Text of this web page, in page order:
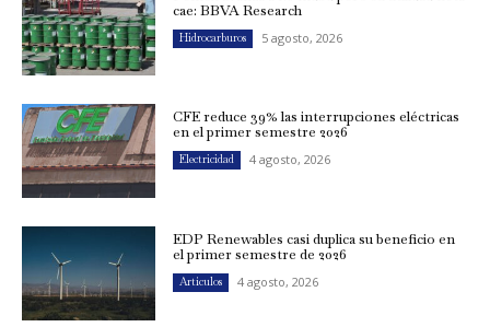
cae: BBVA Research
Hidrocarburos 5 agosto, 2026
CFE reduce 39% las interrupciones eléctricas
en el primer semestre 2026
Electricidad 4 agosto, 2026
EDP Renewables casi duplica su beneficio en
el primer semestre de 2026
Artículos 4 agosto, 2026